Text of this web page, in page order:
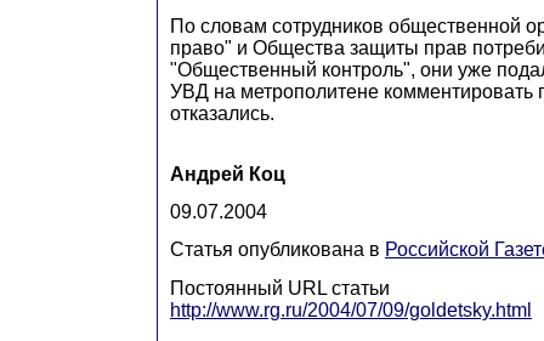
По словам сотрудников общественной
право" и Общества защиты прав
"Общественный контроль", они уже
УВД на метрополитене
отказались.
Андрей Коц
09.07.2004
Статья опубликована в Российской
Постоянный URL статьи
http://www.rg.ru/2004/07/09/goldetsky.html